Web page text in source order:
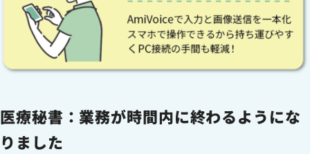
医療秘書：業務が時間内に終わるようにな
りました